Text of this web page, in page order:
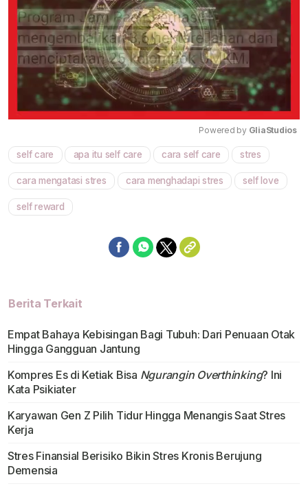
Mute
Powered by GliaStudios
self care apa itu self care cara self care stres
cara mengatasi stres cara menghadapi stres self love
self reward
Berita Terkait
Empat Bahaya Kebisingan Bagi Tubuh: Dari Penuaan Otak
Hingga Gangguan Jantung
Kompres Es di Ketiak Bisa Ngurangin Overthinking? Ini
Kata Psikiater
Karyawan Gen Z Pilih Tidur Hingga Menangis Saat Stres
Kerja
Stres Finansial Berisiko Bikin Stres Kronis Berujung
Demensia